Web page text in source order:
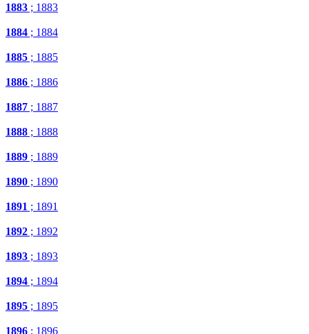
1883 ; 1883
1884 ; 1884
1885 ; 1885
1886 ; 1886
1887 ; 1887
1888 ; 1888
1889 ; 1889
1890 ; 1890
1891 ; 1891
1892 ; 1892
1893 ; 1893
1894 ; 1894
1895 ; 1895
1896 ; 1896